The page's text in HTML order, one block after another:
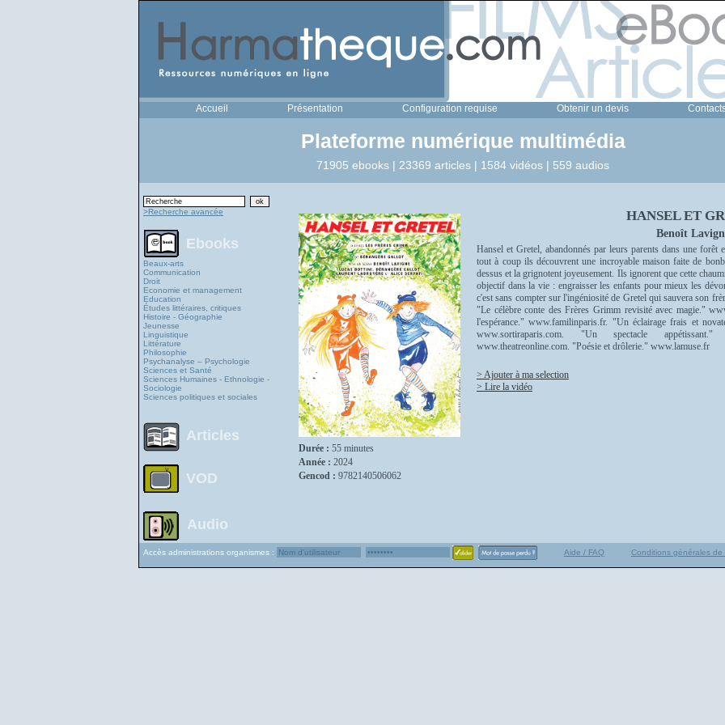
Accueil Présentation Configuration requise Obtenir un devis
Plateforme numérique multimédia
71905 ebooks | 23369 articles | 1584 vidéos | 559 audios
>Recherche avancée
Ebooks
Beaux-arts
Communication
Droit
Economie et management
Education
Études littéraires, critiques
Histoire - Géographie
Jeunesse
Linguistique
Littérature
Philosophie
Psychanalyse – Psychologie
Sciences et Santé
Sciences Humaines - Ethnologie -
Sociologie
Sciences politiques et sociales
Articles
VOD
Audio
Durée : 55 minutes
Année : 2024
Gencod : 9782140506062
HANSEL ET
Benoît
Hansel et Gretel, abandonnés par leurs parents dans une forêt
tout à coup ils découvrent une incroyable maison faite de
dessus et la grignotent joyeusement. Ils ignorent que cette
objectif dans la vie : engraisser les enfants pour mieux les
c'est sans compter sur l'ingéniosité de Gretel qui sauvera son
"Le célèbre conte des Frères Grimm revisité avec magie."
l'espérance." www.familinparis.fr. "Un éclairage frais et
www.sortiraparis.com. "Un spectacle
www.theatreonline.com. "Poésie et drôlerie." www.lamuse.fr
> Ajouter à ma selection
> Lire la vidéo
Accès administrations organismes : Aide / FAQ Conditions générales de